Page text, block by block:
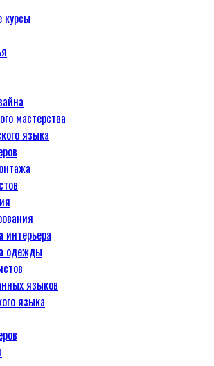
курсы
мастерства
языка
интерьера
одежды
языков
языка